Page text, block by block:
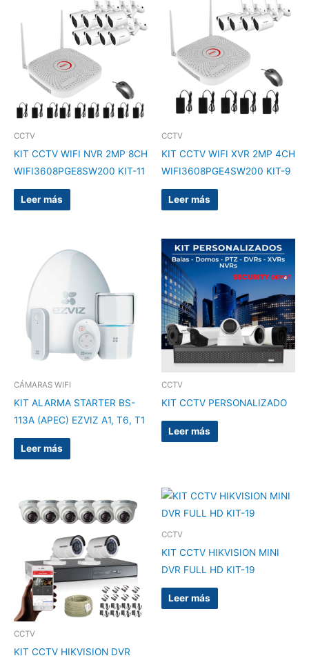
CCTV
KIT CCTV WIFI NVR 2MP 8CH
WIFI3608PGE8SW200 KIT-11
Leer más
CCTV
KIT CCTV WIFI XVR 2MP 4CH
WIFI3608PGE4SW200 KIT-9
Leer más
CÁMARAS WIFI
KIT ALARMA STARTER BS-
113A (APEC) EZVIZ A1, T6, T1
Leer más
CCTV
KIT CCTV PERSONALIZADO
Leer más
CCTV
KIT CCTV HIKVISION DVR
CCTV
KIT CCTV HIKVISION MINI
DVR FULL HD KIT-19
Leer más